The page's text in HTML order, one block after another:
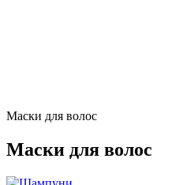
Маски для волос
Маски для волос